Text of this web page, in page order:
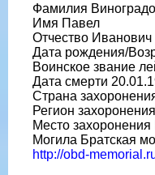
Фамилия
Имя Павел
Отчество Иванович
Дата рождения/
Воинское звание
Дата смерти
Страна
Регион
Место
Могила Братская
http://obd-